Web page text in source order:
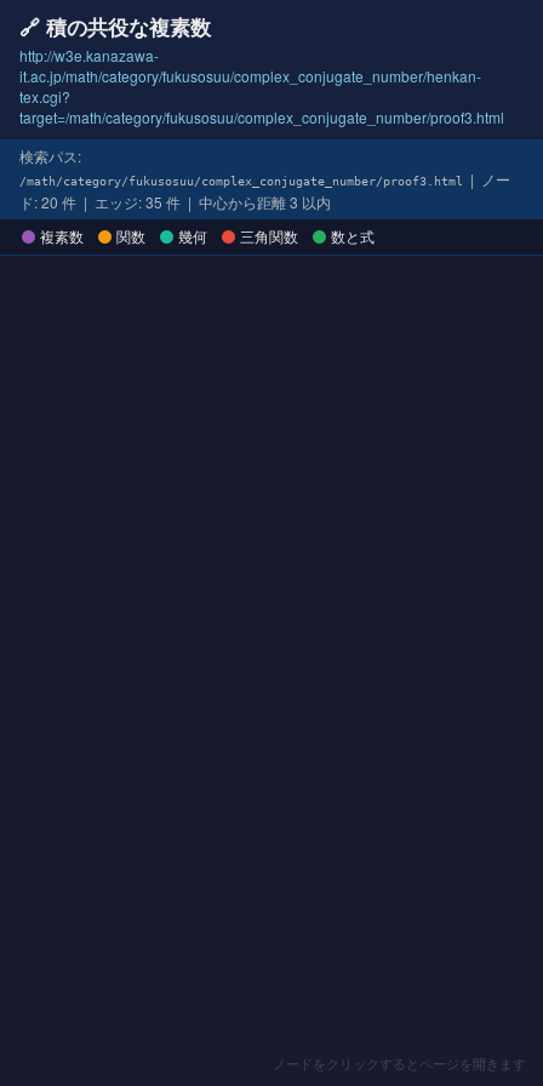
🔗 積の共役な複素数
http://w3e.kanazawa-
it.ac.jp/math/category/fukusosuu/complex_conjugate_number/henkan-
tex.cgi?
target=/math/category/fukusosuu/complex_conjugate_number/proof3.html
検索パス:
/math/category/fukusosuu/complex_conjugate_number/proof3.html
| ノー
ド: 20 件 | エッジ: 35 件 | 中心から距離 3 以内
複素数 関数 幾何 三角関数 数と式
ノードをクリックするとページを開きます